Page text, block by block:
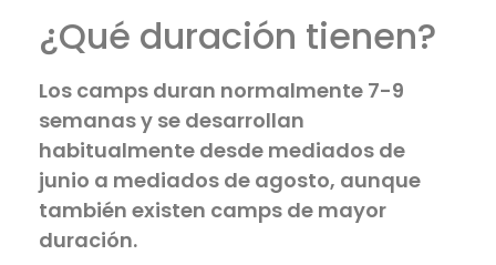
¿Qué duración tienen?
Los camps duran normalmente 7-9
semanas y se desarrollan
habitualmente desde mediados de
junio a mediados de agosto, aunque
también existen camps de mayor
duración.